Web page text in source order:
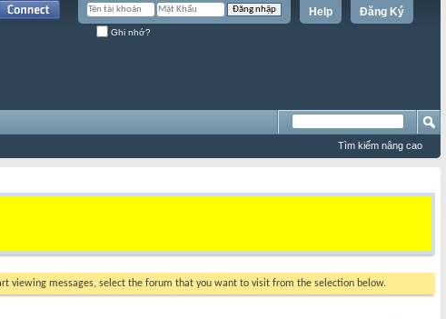
Đăng Ký
Help
Ghi nhớ?
Tìm kiếm nâng cao
viewing messages, select the forum that you want to visit from the selection below.